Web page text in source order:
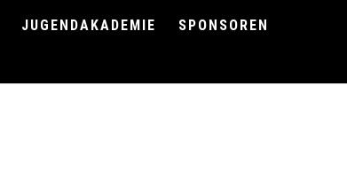
JUGENDAKADEMIE
SPONSOREN